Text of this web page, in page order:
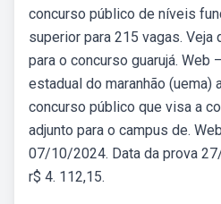
concurso público de níveis
superior para 215 vagas.
para o concurso guarujá. Web
estadual do maranhão (uema)
concurso público que visa a
adjunto para o campus de.
07/10/2024. Data da prova
r$ 4. 112,15.